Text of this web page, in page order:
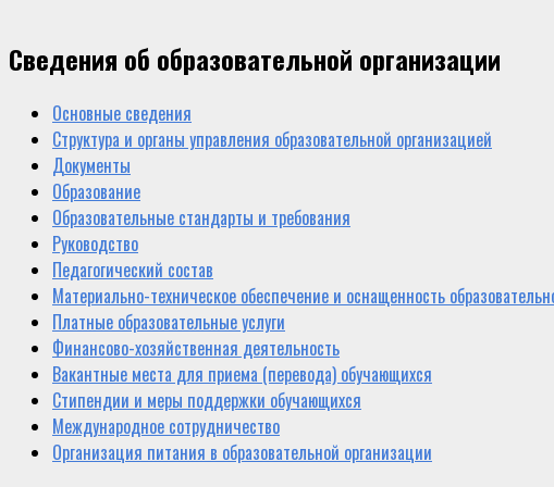
Сведения об образовательной организации
Основные сведения
Структура и органы управления образовательной организацией
Документы
Образование
Образовательные стандарты и требования
Руководство
Педагогический состав
Материально-техническое обеспечение и оснащенность
Платные образовательные услуги
Финансово-хозяйственная деятельность
Вакантные места для приема (перевода) обучающихся
Стипендии и меры поддержки обучающихся
Международное сотрудничество
Организация питания в образовательной организации